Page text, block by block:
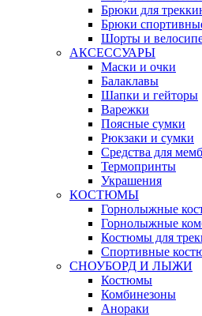
Брюки для
Брюки
Шорты и
АКСЕССУАРЫ
Маски и очки
Балаклавы
Шапки и гейторы
Варежки
Поясные сумки
Рюкзаки и сумки
Средства для
Термопринты
Украшения
КОСТЮМЫ
Горнолыжные
Горнолыжные
Костюмы для
Спортивные
СНОУБОРД И ЛЫЖИ
Костюмы
Комбинезоны
Анораки